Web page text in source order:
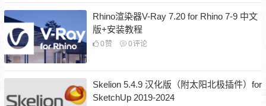
Rhino渲染器V-Ray 7.20 for Rhino 7-9 中文
版+安装教程
0 赞 0评论
Skelion 5.4.9 汉化版（附太阳北极插件）for
SketchUp 2019-2024